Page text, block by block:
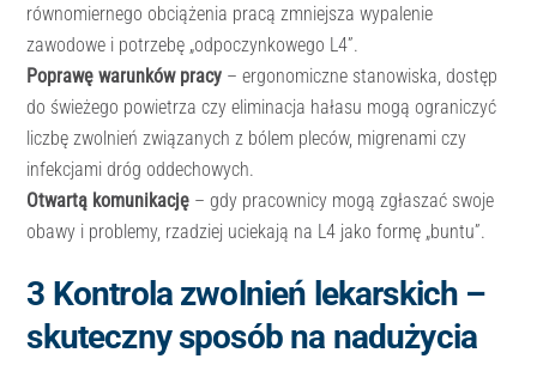
równomiernego obciążenia pracą zmniejsza wypalenie
zawodowe i potrzebę „odpoczynkowego L4”.
Poprawę warunków pracy – ergonomiczne stanowiska, dostęp
do świeżego powietrza czy eliminacja hałasu mogą ograniczyć
liczbę zwolnień związanych z bólem pleców, migrenami czy
infekcjami dróg oddechowych.
Otwartą komunikację – gdy pracownicy mogą zgłaszać swoje
obawy i problemy, rzadziej uciekają na L4 jako formę „buntu”.
3️ Kontrola zwolnień lekarskich –
skuteczny sposób na nadużycia